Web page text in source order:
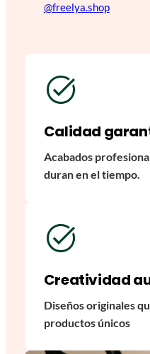
@freelya.shop
Calidad
Acabados
duran en el tiempo.
Creatividad
Diseños originales
productos únicos